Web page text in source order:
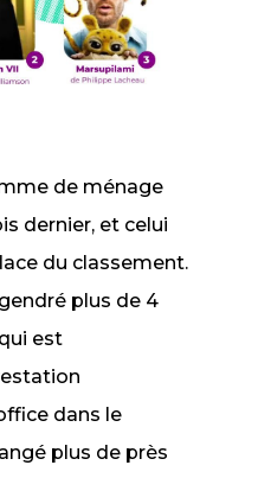
de ménage
dernier, et celui
du classement.
plus de 4
est
dans le
plus de près